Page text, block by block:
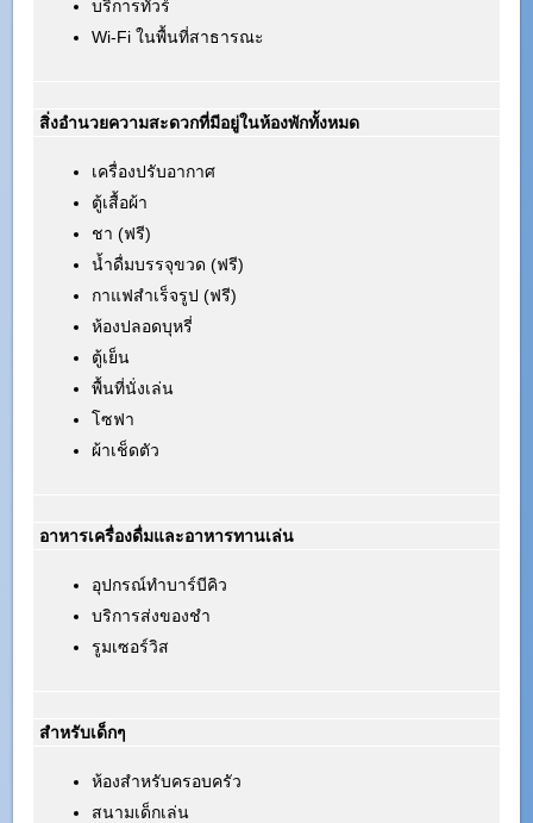
บริการทัวร์
Wi-Fi ในพื้นที่สาธารณะ
สิ่งอำนวยความสะดวกที่มีอยู่ในห้องพักทั้งหมด
เครื่องปรับอากาศ
ตู้เสื้อผ้า
ชา (ฟรี)
น้ำดื่มบรรจุขวด (ฟรี)
กาแฟสำเร็จรูป (ฟรี)
ห้องปลอดบุหรี่
ตู้เย็น
พื้นที่นั่งเล่น
โซฟา
ผ้าเช็ดตัว
อาหารเครื่องดื่มและอาหารทานเล่น
อุปกรณ์ทำบาร์บีคิว
บริการส่งของชำ
รูมเซอร์วิส
สำหรับเด็กๆ
ห้องสำหรับครอบครัว
สนามเด็กเล่น